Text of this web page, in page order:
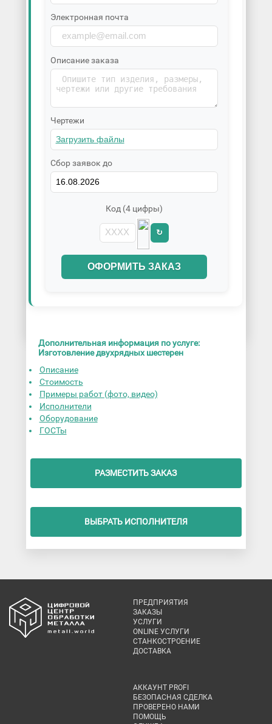
Электронная почта
Описание заказа
Чертежи
Сбор заявок до
Код (4 цифры)
↻
ОФОРМИТЬ ЗАКАЗ
Дополнительная информация по услуге:
Изготовление двухрядных шестерен
Описание
Стоимость
Примеры работ (фото, видео)
Исполнители
Оборудование
ГОСТы
РАЗМЕСТИТЬ ЗАКАЗ
ВЫБРАТЬ ИСПОЛНИТЕЛЯ
ПРЕДПРИЯТИЯ
ЗАКАЗЫ
УСЛУГИ
ONLINE УСЛУГИ
СТАНКОСТРОЕНИЕ
ДОСТАВКА
АККАУНТ PROFI
БЕЗОПАСНАЯ СДЕЛКА
ПРОВЕРЕНО НАМИ
ПОМОЩЬ